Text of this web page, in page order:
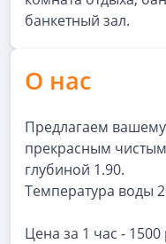
банкетный зал.
О нас
Предлагаем
прекрасным
глубиной 1.90.
Температура воды
Цена за 1 час -